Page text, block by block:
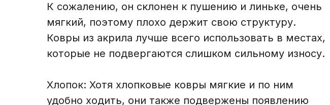
К сожалению, он склонен к пушению и линьке, очень
мягкий, поэтому плохо держит свою структуру.
Ковры из акрила лучше всего использовать в местах,
которые не подвергаются слишком сильному износу.
Хлопок: Хотя хлопковые ковры мягкие и по ним
удобно ходить, они также подвержены появлению